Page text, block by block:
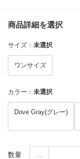
商品詳細を選択
サイズ ： 未選択
ワンサイズ
カラー ： 未選択
Dove Gray(グレー)
数量